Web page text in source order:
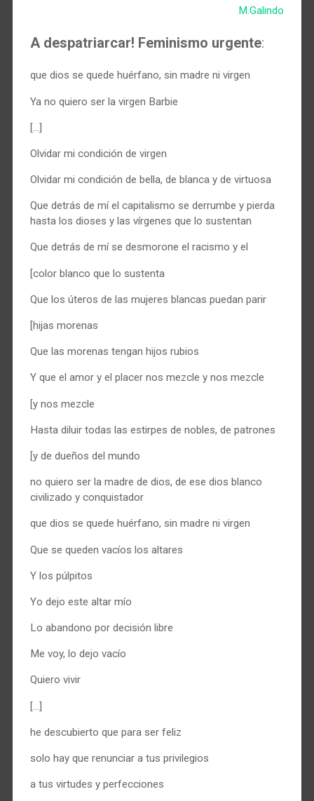
M.Galindo
A despatriarcar! Feminismo urgente:
que dios se quede huérfano, sin madre ni virgen
Ya no quiero ser la virgen Barbie
[…]
Olvidar mi condición de virgen
Olvidar mi condición de bella, de blanca y de virtuosa
Que detrás de mí el capitalismo se derrumbe y pierda
hasta los dioses y las vírgenes que lo sustentan
Que detrás de mí se desmorone el racismo y el
[color blanco que lo sustenta
Que los úteros de las mujeres blancas puedan parir
[hijas morenas
Que las morenas tengan hijos rubios
Y que el amor y el placer nos mezcle y nos mezcle
[y nos mezcle
Hasta diluir todas las estirpes de nobles, de patrones
[y de dueños del mundo
no quiero ser la madre de dios, de ese dios blanco
civilizado y conquistador
que dios se quede huérfano, sin madre ni virgen
Que se queden vacíos los altares
Y los púlpitos
Yo dejo este altar mío
Lo abandono por decisión libre
Me voy, lo dejo vacío
Quiero vivir
[…]
he descubierto que para ser feliz
solo hay que renunciar a tus privilegios
a tus virtudes y perfecciones